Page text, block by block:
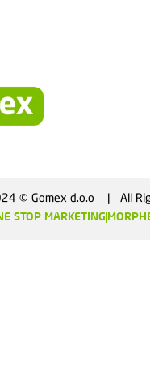
© Gomex d.o.o    |   All
STOP MARKETING